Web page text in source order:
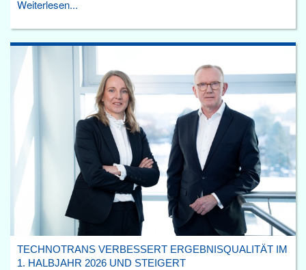
Weiterlesen...
TECHNOTRANS VERBESSERT ERGEBNISQUALITÄT IM
1. HALBJAHR 2026 UND STEIGERT